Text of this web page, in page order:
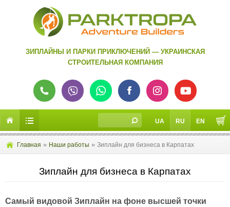
ЗИПЛАЙНЫ И ПАРКИ ПРИКЛЮЧЕНИЙ — УКРАИНСКАЯ
СТРОИТЕЛЬНАЯ КОМПАНИЯ
UA RU EN
Главная » Наши работы » Зиплайн для бизнеса в Карпатах
Зиплайн для бизнеса в Карпатах
Самый видовой Зиплайн на фоне высшей точки